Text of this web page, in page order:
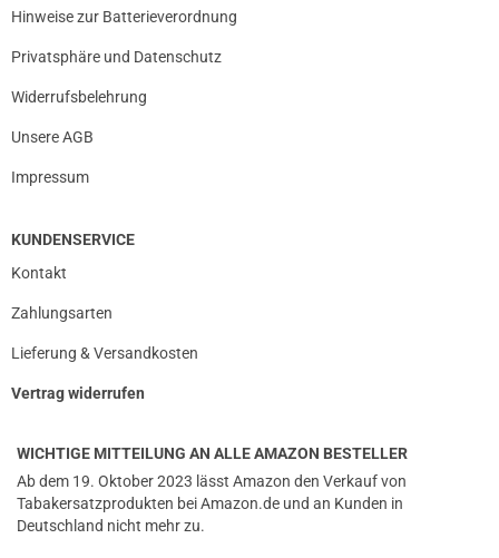
Hinweise zur Batterieverordnung
Privatsphäre und Datenschutz
Widerrufsbelehrung
Unsere AGB
Impressum
KUNDENSERVICE
Kontakt
Zahlungsarten
Lieferung & Versandkosten
Vertrag widerrufen
WICHTIGE MITTEILUNG AN ALLE AMAZON BESTELLER
Ab dem 19. Oktober 2023 lässt Amazon den Verkauf von
Tabakersatzprodukten bei Amazon.de und an Kunden in
Deutschland nicht mehr zu.